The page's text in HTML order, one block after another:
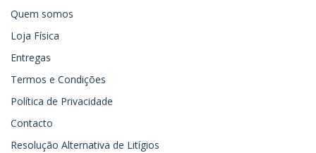
Quem somos
Loja Física
Entregas
Termos e Condições
Política de Privacidade
Contacto
Resolução Alternativa de Litígios